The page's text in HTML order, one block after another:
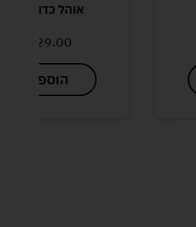
אוהל כדורים
129.00
הוספה לסל